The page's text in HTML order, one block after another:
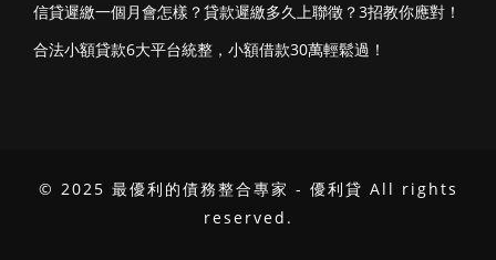
信貸遲繳一個月會怎樣？貸款遲繳多久上聯徵？3招教你應對！
合法小額貸款6大平台統整，小額借款30萬輕鬆過！
© 2025 最優利的債務整合專家 - 優利貸 All rights
reserved.